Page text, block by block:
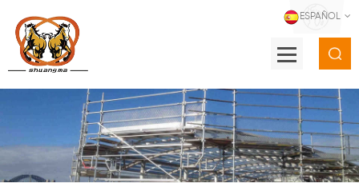
ESPAÑOL